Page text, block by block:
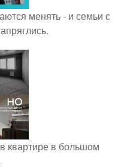
менять - и семьи с
квартире в большом